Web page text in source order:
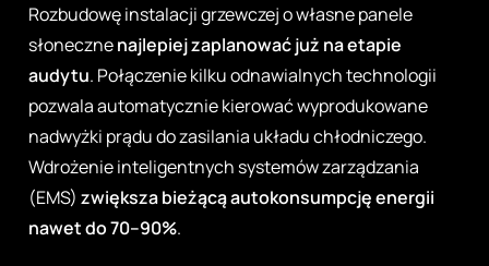
Rozbudowę instalacji grzewczej o własne panele
słonecznenajlepiej zaplanować już na etapie
audytu. Połączenie kilku odnawialnych technologii
pozwala automatycznie kierować wyprodukowane
nadwyżki prądu do zasilania układu chłodniczego.
Wdrożenie inteligentnych systemów zarządzania
(EMS) zwiększa bieżącą autokonsumpcję energii
nawet do 70–90%.